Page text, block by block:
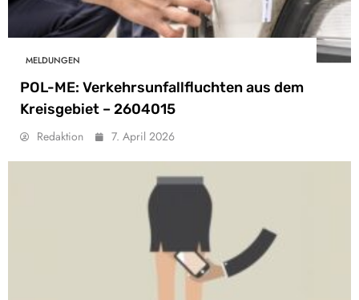
MELDUNGEN
POL-ME: Verkehrsunfallfluchten aus dem
Kreisgebiet – 2604015
Redaktion 7. April 2026